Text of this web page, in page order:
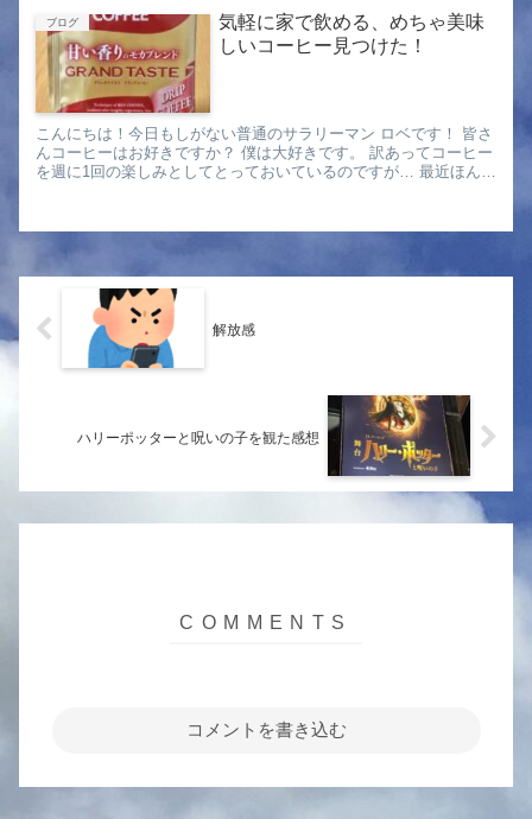
ブログ
気軽に家で飲める、めちゃ美味
しいコーヒー見つけた！
こんにちは！今日もしがない普通のサラリーマン ロベです！ 皆さ
んコーヒーはお好きですか？ 僕は大好きです。 訳あってコーヒー
を週に1回の楽しみとしてとっておいているのですが… 最近ほんと
解放感
ハリーポッターと呪いの子を観た感想
コメントを書き込む